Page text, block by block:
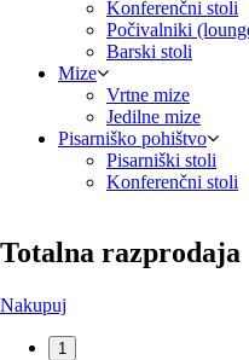
Konferenčni stoli
Počivalniki
Barski stoli
Mize
Vrtne mize
Jedilne mize
Pisarniško pohištvo
Pisarniški stoli
Konferenčni stoli
Totalna razprodaja
Nakupuj
1